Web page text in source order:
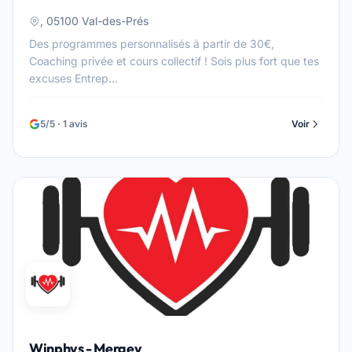
, 05100 Val-des-Prés
Des programmes personnalisés à partir de 30€,
Coaching privée et cours collectif ! Sois plus fort que tes
excuses Entrep...
5/5 · 1 avis Voir